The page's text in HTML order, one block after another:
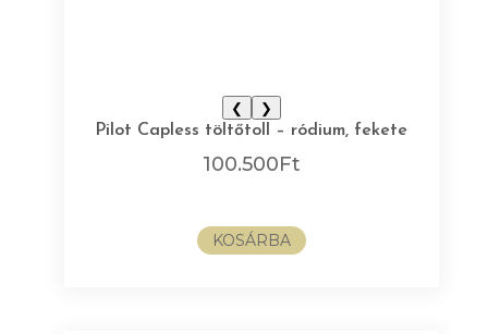
❮
❯
Pilot Capless töltőtoll – ródium, fekete
100.500Ft
KOSÁRBA